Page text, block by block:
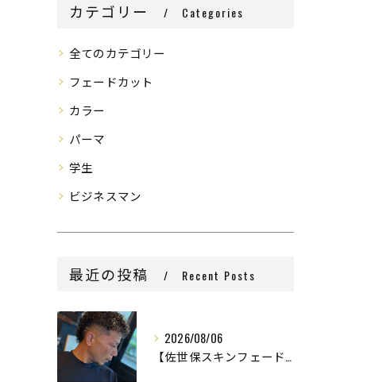
カテゴリー Categories
全てのカテゴリー
フェードカット
カラー
パーマ
学生
ビジネスマン
最近の投稿 Recent Posts
2026/08/06
【佐世保スキンフェード】